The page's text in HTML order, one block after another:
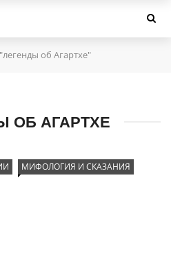
об Агартхе"
ОБ АГАРТХЕ
МИФОЛОГИЯ И СКАЗАНИЯ